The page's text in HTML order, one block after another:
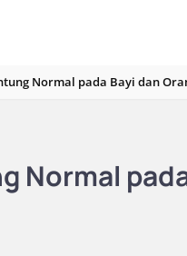
Normal pada Bayi dan
Normal